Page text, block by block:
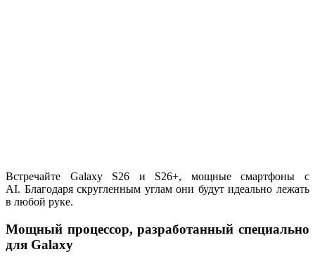
Встречайте Galaxy S26 и S26+, мощные смартфоны с
AI. Благодаря скругленным углам они будут идеально лежать
в любой руке.
Мощный процессор, разработанный специально
для Galaxy